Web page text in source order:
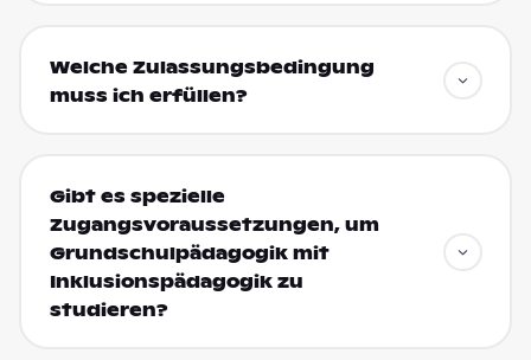
Welche Zulassungsbedingung
muss ich erfüllen?
Gibt es spezielle
Zugangsvoraussetzungen, um
Grundschulpädagogik mit
Inklusionspädagogik zu
studieren?